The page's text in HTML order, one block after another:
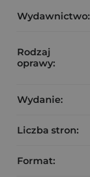
Wydawnictwo:
Rodzaj
oprawy:
Wydanie:
Liczba stron:
Format: